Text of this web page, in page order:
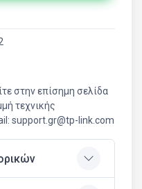
στην επίσημη σελίδα
τεχνικής
support.gr@tp-link.com